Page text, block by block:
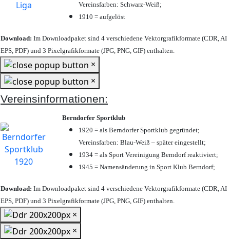
Vereinsfarben: Schwarz-Weiß;
1910 = aufgelöst
Download: Im Downloadpaket sind 4 verschiedene Vektorgrafikformate (CDR, AI
EPS, PDF) und 3 Pixelgrafikformate (JPG, PNG, GIF) enthalten.
×
×
Vereinsinformationen:
Berndorfer Sportklub
1920 = als Berndorfer Sportklub gegründet;
Vereinsfarben: Blau-Weiß – später eingestellt;
1934 = als Sport Vereinigung Berndorf reaktiviert;
1945 = Namensänderung in Sport Klub Berndorf;
Download: Im Downloadpaket sind 4 verschiedene Vektorgrafikformate (CDR, AI
EPS, PDF) und 3 Pixelgrafikformate (JPG, PNG, GIF) enthalten.
×
×